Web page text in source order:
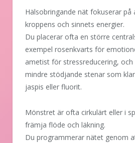
Hälsobringande nät fokuserar på
kroppens och sinnets energier.
Du placerar ofta en större
exempel rosenkvarts för
ametist för stressreducering,
mindre stödjande stenar som
jaspis eller fluorit.
Mönstret är ofta cirkulärt eller i
främja flöde och läkning.
Du programmerar nätet genom